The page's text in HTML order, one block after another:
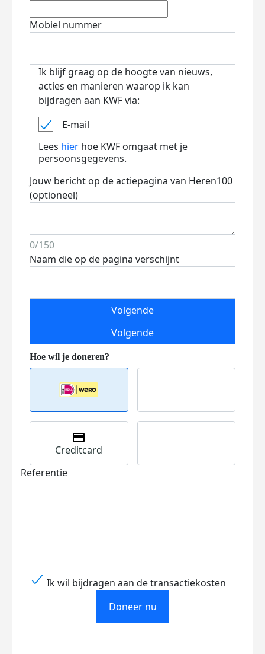
Mobiel nummer
Ik blijf graag op de hoogte van nieuws,
acties en manieren waarop ik kan
bijdragen aan KWF via:
E-mail
Lees hier hoe KWF omgaat met je
persoonsgegevens.
Jouw bericht op de actiepagina van Heren100
(optioneel)
0/150
Naam die op de pagina verschijnt
Volgende
Volgende
Creditcard
Referentie
Ik wil bijdragen aan de transactiekosten
Doneer nu